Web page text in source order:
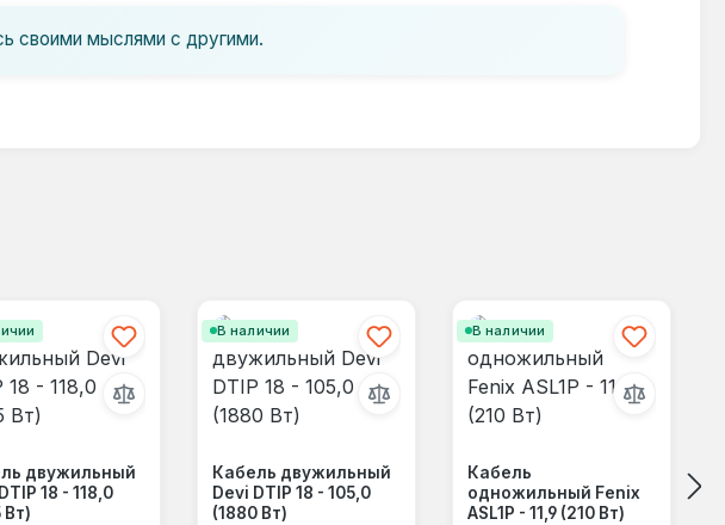
своими мыслями с другими.
двужильный
18 - 118,0
Вт)
В наличии
Кабель двужильный
Devi DTIP 18 - 105,0
(1880 Вт)
В наличии
Кабель
одножильный Fenix
ASL1P - 11,9 (210 Вт)